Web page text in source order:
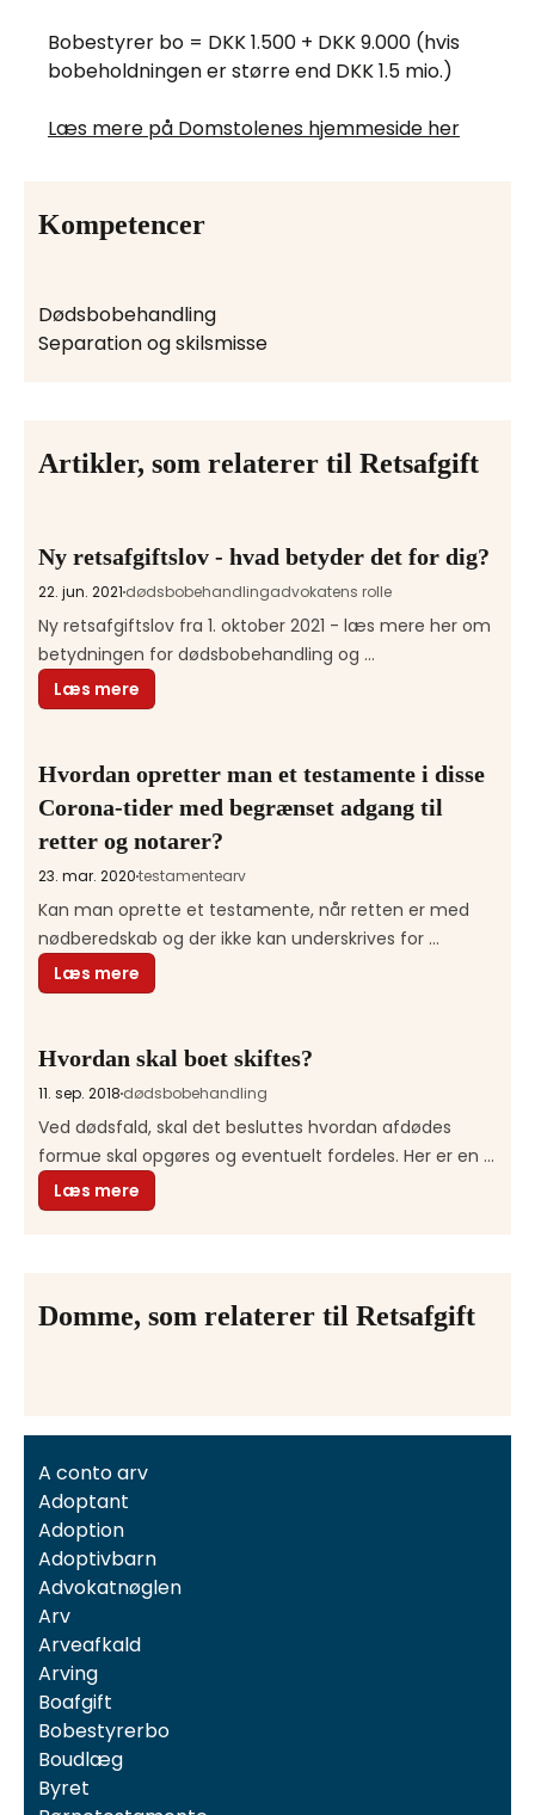
Bobestyrer bo = DKK 1.500 + DKK 9.000 (hvis
bobeholdningen er større end DKK 1.5 mio.)
Læs mere på Domstolenes hjemmeside her
Kompetencer
Dødsbobehandling
Separation og skilsmisse
Artikler, som relaterer til Retsafgift
Ny retsafgiftslov - hvad betyder det for dig?
22. jun. 2021 dødsbobehandlingadvokatens rolle
Ny retsafgiftslov fra 1. oktober 2021 - læs mere her om
betydningen for dødsbobehandling og
ægtefælleskifte.
Læs mere
Hvordan opretter man et testamente i disse
Corona-tider med begrænset adgang til
retter og notarer?
23. mar. 2020testamentearv
Kan man oprette et testamente, når retten er med
nødberedskab og der ikke kan underskrives for
notaren? Ja, et vidnetestamente. Læs mere her
Læs mere
Hvordan skal boet skiftes?
11. sep. 2018 dødsbobehandling
Ved dødsfald, skal det besluttes hvordan afdødes
formue skal opgøres og eventuelt fordeles. Her er en
oversigt over de forskellige skifteformer
Læs mere
Domme, som relaterer til Retsafgift
A conto arv
Adoptant
Adoption
Adoptivbarn
Advokatnøglen
Arv
Arveafkald
Arving
Boafgift
Bobestyrerbo
Boudlæg
Byret